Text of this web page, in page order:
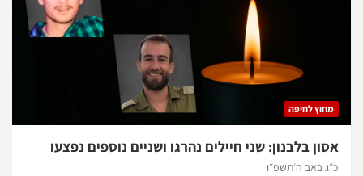
מחוץ לחיפה
אסון בלבנון: שני חיילים נהרגו ושניים נוספים נפצעו
כ״ג באב ה׳תשפ״ו